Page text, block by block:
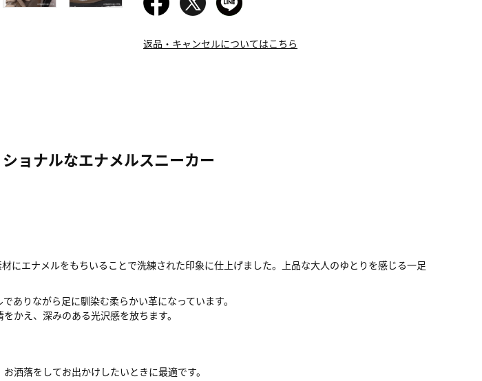
返品・キャンセルについてはこちら
ョナルなエナメルスニーカー
にエナメルをもちいることで洗練された印象に仕上げました。上品な大人のゆとりを感じる一足
ありながら足に馴染む柔らかい革になっています。
かえ、深みのある光沢感を放ちます。
洒落をしてお出かけしたいときに最適です。